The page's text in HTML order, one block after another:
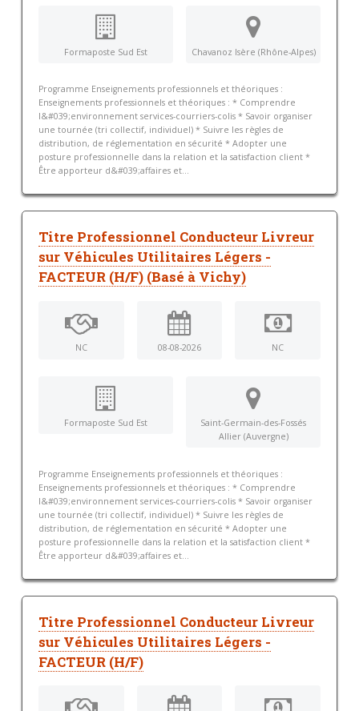
Formaposte Sud Est Chavanoz Isère (Rhône-Alpes)
Programme Enseignements professionnels et théoriques :
Enseignements professionnels et théoriques : * Comprendre
l&#039;environnement services-courriers-colis * Savoir organiser
une tournée (tri collectif, individuel) * Suivre les règles de
distribution, de réglementation en sécurité * Adopter une
posture professionnelle dans la relation et la satisfaction client *
Être apporteur d&#039;affaires et...
Titre Professionnel Conducteur Livreur
sur Véhicules Utilitaires Légers -
FACTEUR (H/F) (Basé à Vichy)
NC 08-08-2026 NC
Formaposte Sud Est
Saint-Germain-des-Fossés
Allier (Auvergne)
Programme Enseignements professionnels et théoriques :
Enseignements professionnels et théoriques : * Comprendre
l&#039;environnement services-courriers-colis * Savoir organiser
une tournée (tri collectif, individuel) * Suivre les règles de
distribution, de réglementation en sécurité * Adopter une
posture professionnelle dans la relation et la satisfaction client *
Être apporteur d&#039;affaires et...
Titre Professionnel Conducteur Livreur
sur Véhicules Utilitaires Légers -
FACTEUR (H/F)